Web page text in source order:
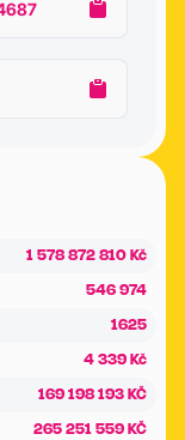
1 578 872 810 Kč
546 974
1625
4 339 Kč
169 198 193 KČ
265 251 559 KČ